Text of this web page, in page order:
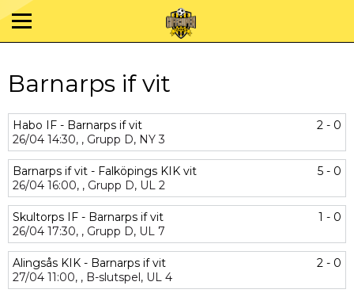
Barnarps if vit
Habo IF - Barnarps if vit
2 - 0
26/04 14:30, , Grupp D, NY 3
Barnarps if vit - Falköpings KIK vit
5 - 0
26/04 16:00, , Grupp D, UL 2
Skultorps IF - Barnarps if vit
1 - 0
26/04 17:30, , Grupp D, UL 7
Alingsås KIK - Barnarps if vit
2 - 0
27/04 11:00, , B-slutspel, UL 4